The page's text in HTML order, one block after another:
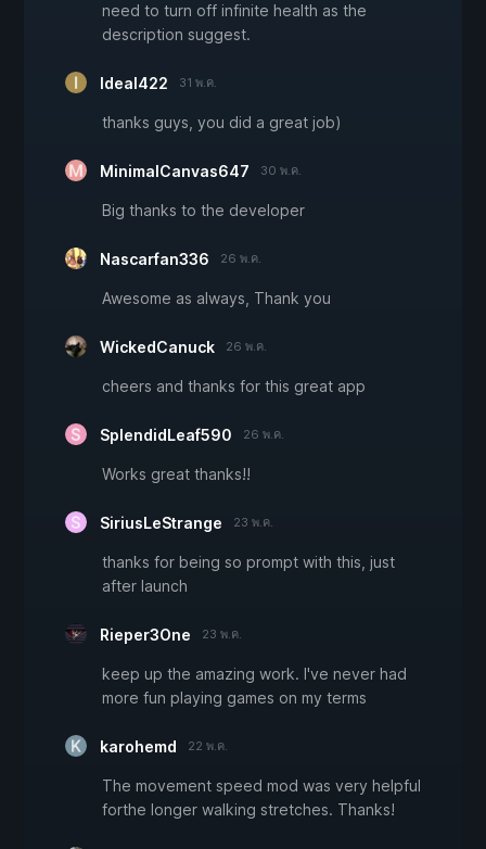
need to turn off infinite health as the
description suggest.
Ideal422 31 พ.ค.
thanks guys, you did a great job)
MinimalCanvas647 30 พ.ค.
Big thanks to the developer
Nascarfan336 26 พ.ค.
Awesome as always, Thank you
WickedCanuck 26 พ.ค.
cheers and thanks for this great app
SplendidLeaf590 26 พ.ค.
Works great thanks!!
SiriusLeStrange 23 พ.ค.
thanks for being so prompt with this, just
after launch
Rieper3One 23 พ.ค.
keep up the amazing work. I've never had
more fun playing games on my terms
karohemd 22 พ.ค.
The movement speed mod was very helpful
forthe longer walking stretches. Thanks!